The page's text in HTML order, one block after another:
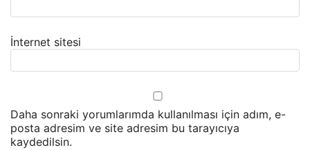
İnternet sitesi
Daha sonraki yorumlarımda kullanılması için adım, e-
posta adresim ve site adresim bu tarayıcıya
kaydedilsin.